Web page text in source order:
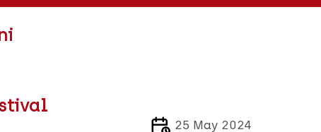
25 May 2024